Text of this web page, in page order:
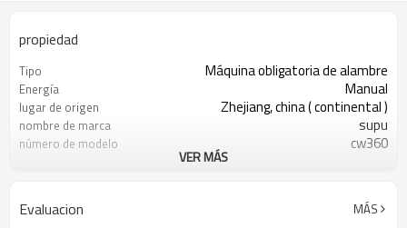
propiedad
Tipo Máquina obligatoria de alambre
Energía Manual
lugar de origen Zhejiang, china ( continental )
nombre de marca supu
número de modelo cw360
máquina obligatoria de alambre
de aluminio
Paquete 1pc/1carton
VER MÁS
Evaluacion MÁS